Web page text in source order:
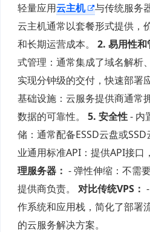
轻量应用云主机 与传统服务
云主机通常以套餐形式提供，
和长期运营成本。 2. 易用性和
式管理：通常集成了域名解析
实现分钟级的交付，快速部署
基础设施：云服务提供商通常
数据的可靠性。 5. 安全性- 内
储：通常配备ESSD云盘或
业通用标准API：提供API接口
理服务器： - 弹性伸缩：不需
提供商负责。 对比传统VPS：
作系统和应用栈，简化了部署
的云服务解决方案。